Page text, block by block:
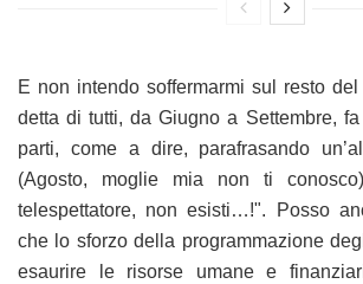
E non intendo soffermarmi sul resto
detta di tutti, da Giugno a Settembre,
parti, come a dire, parafrasando
(Agosto, moglie mia non ti
telespettatore, non esisti…!". Posso
che lo sforzo della programmazione
esaurire le risorse umane e